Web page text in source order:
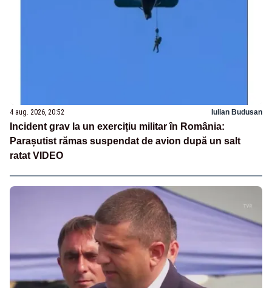
4 aug. 2026, 20:52 Iulian Budusan
Incident grav la un exercițiu militar în România:
Parașutist rămas suspendat de avion după un salt
ratat VIDEO